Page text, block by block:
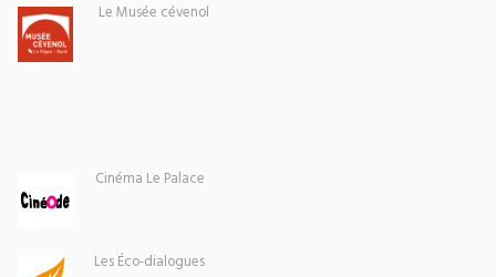
Le Musée cévenol
Cinéma Le Palace
Les Éco-dialogues